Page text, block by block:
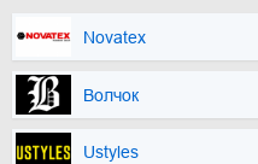
Novatex
Волчок
Ustyles